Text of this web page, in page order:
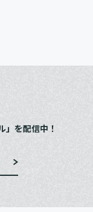
」を配信中！